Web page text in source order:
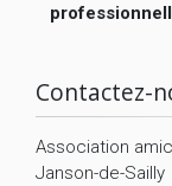
Contactez-
Association
Janson-de-Sailly